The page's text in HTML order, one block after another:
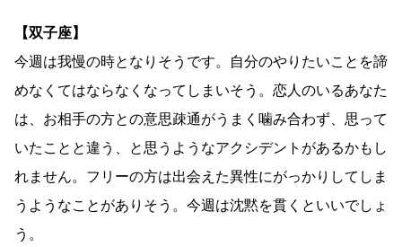
【双子座】
今週は我慢の時となりそうです。自分のやりたいことを諦
めなくてはならなくなってしまいそう。恋人のいるあなた
は、お相手の方との意思疎通がうまく噛み合わず、思って
いたことと違う、と思うようなアクシデントがあるかもし
れません。フリーの方は出会えた異性にがっかりしてしま
うようなことがありそう。今週は沈黙を貫くといいでしょ
う。